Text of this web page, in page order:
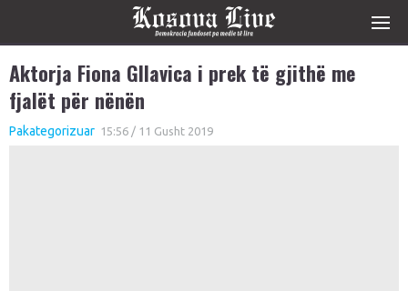
Aktorja Fiona Gllavica i prek të gjithë me
fjalët për nënën
Pakategorizuar 15:56 / 11 Gusht 2019